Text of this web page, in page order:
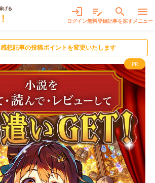
げる login
ログイン
edit_note
無料登録
search
記事を探す
menu
メニュー
想記事の投稿ポイントを変更いたします
PR